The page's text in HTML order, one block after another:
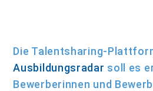
Die Talentsharing-
Ausbildungsradar soll es
Bewerberinnen und